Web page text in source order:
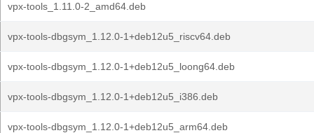
vpx-tools_1.11.0-2_amd64.deb
vpx-tools-dbgsym_1.12.0-1+deb12u5_riscv64.deb
vpx-tools-dbgsym_1.12.0-1+deb12u5_loong64.deb
vpx-tools-dbgsym_1.12.0-1+deb12u5_i386.deb
vpx-tools-dbgsym_1.12.0-1+deb12u5_arm64.deb